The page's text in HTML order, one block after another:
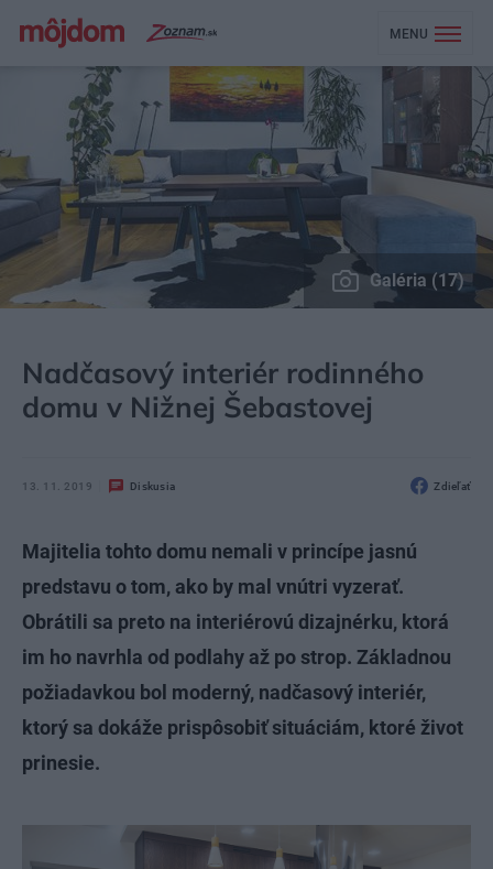
MENU
Galéria (17)
Nadčasový interiér rodinného
domu v Nižnej Šebastovej
13. 11. 2019 Diskusia Zdieľať
Majitelia tohto domu nemali v princípe jasnú
predstavu o tom, ako by mal vnútri vyzerať.
Obrátili sa preto na interiérovú dizajnérku, ktorá
im ho navrhla od podlahy až po strop. Základnou
požiadavkou bol moderný, nadčasový interiér,
ktorý sa dokáže prispôsobiť situáciám, ktoré život
prinesie.